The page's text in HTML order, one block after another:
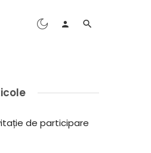
de participare